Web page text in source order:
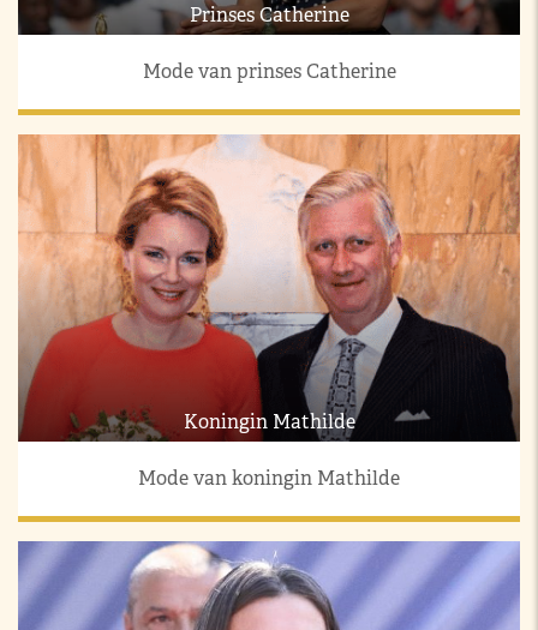
Prinses Catherine
Mode van prinses Catherine
Koningin Mathilde
Mode van koningin Mathilde